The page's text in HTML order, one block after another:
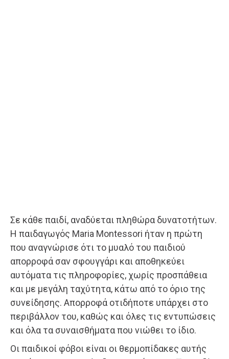
Σε κάθε παιδί, αναδύεται πληθώρα δυνατοτήτων.
Η παιδαγωγός Maria Montessori ήταν η πρώτη
που αναγνώρισε ότι το μυαλό του παιδιού
απορροφά σαν σφουγγάρι και αποθηκεύει
αυτόματα τις πληροφορίες, χωρίς προσπάθεια
και με μεγάλη ταχύτητα, κάτω από το όριο της
συνείδησης. Απορροφά οτιδήποτε υπάρχει στο
περιβάλλον του, καθώς και όλες τις εντυπώσεις
και όλα τα συναισθήματα που νιώθει το ίδιο.
Οι παιδικοί φόβοι είναι οι θερμοπίδακες αυτής